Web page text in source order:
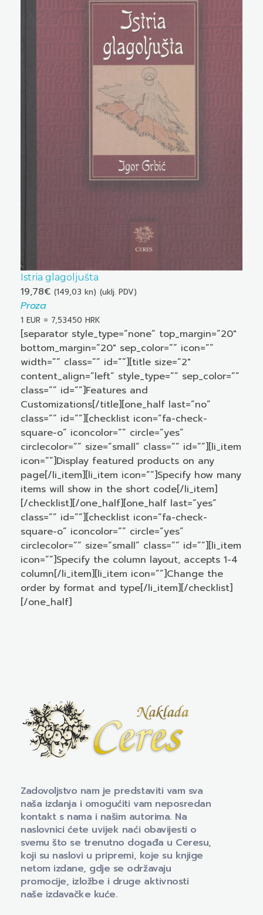
Istria glagoljušta
19,78€ (149,03 kn) (uklj. PDV)
Proza
1 EUR = 7,53450 HRK
[separator style_type=”none” top_margin=”20″
bottom_margin=”20″ sep_color=”” icon=””
width=”” class=”” id=””][title size=”2″
content_align=”left” style_type=”” sep_color=””
class=”” id=””]Features and
Customizations[/title][one_half last=”no”
class=”” id=””][checklist icon=”fa-check-
square-o” iconcolor=”” circle=”yes”
circlecolor=”” size=”small” class=”” id=””][li_item
icon=””]Display featured products on any
page[/li_item][li_item icon=””]Specify how many
items will show in the short code[/li_item]
[/checklist][/one_half][one_half last=”yes”
class=”” id=””][checklist icon=”fa-check-
square-o” iconcolor=”” circle=”yes”
circlecolor=”” size=”small” class=”” id=””][li_item
icon=””]Specify the column layout, accepts 1-4
column[/li_item][li_item icon=””]Change the
order by format and type[/li_item][/checklist]
[/one_half]
Zadovoljstvo nam je predstaviti vam sva
naša izdanja i omogućiti vam neposredan
kontakt s nama i našim autorima. Na
naslovnici ćete uvijek naći obavijesti o
svemu što se trenutno događa u Ceresu,
koji su naslovi u pripremi, koje su knjige
netom izdane, gdje se održavaju
promocije, izložbe i druge aktivnosti
naše izdavačke kuće.